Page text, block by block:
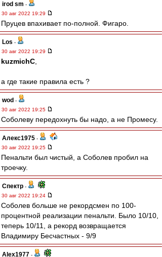
irod sm -
30 авг 2022 19:29
Пруцев впахивает по-полной. Фигаро.
Los -
30 авг 2022 19:29
kuzmichC
а где такие правила есть ?
wod -
30 авг 2022 19:25
Соболеву передохнуть бы надо, а не Промесу.
Алекс1975 -
30 авг 2022 19:25
Пенальти был чистый, а Соболев пробил на
троечку.
Спектр -
30 авг 2022 19:24
Соболев больше не рекордсмен по 100-
процентной реализации пенальти. Было 10/10,
теперь 10/11, а рекорд возвращается
Владимиру Бесчастных - 9/9
Alex1977 -